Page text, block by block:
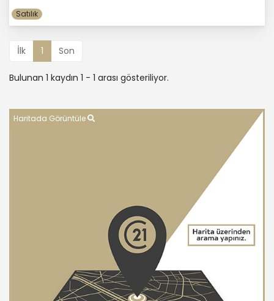
Satılık
İlk 1 Son
Bulunan 1 kaydın 1 - 1 arası gösteriliyor.
Haritada Görüntüle